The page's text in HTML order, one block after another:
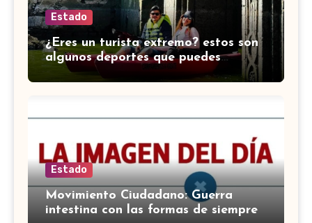
Estado
¿Eres un turista extremo? estos son
algunos deportes que puedes
practicar en Guanajuato
Estado
Movimiento Ciudadano: Guerra
intestina con las formas de siempre